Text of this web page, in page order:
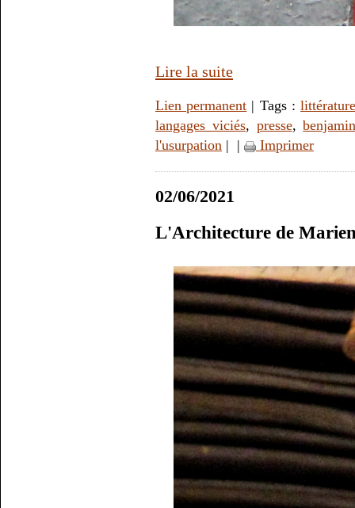
Lire la suite
Lien permanent | Tags :
langages viciés, presse,
l'usurpation | | Imprimer
02/06/2021
L'Architecture de